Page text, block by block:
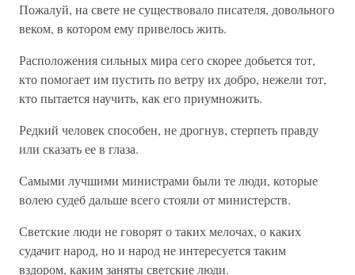
Пожалуй, на свете не существовало писателя, довольного
веком, в котором ему привелось жить.
Расположения сильных мира сего скорее добьется тот,
кто помогает им пустить по ветру их добро, нежели тот,
кто пытается научить, как его приумножить.
Редкий человек способен, не дрогнув, стерпеть правду
или сказать ее в глаза.
Самыми лучшими министрами были те люди, которые
волею судеб дальше всего стояли от министерств.
Светские люди не говорят о таких мелочах, о каких
судачит народ, но и народ не интересуется таким
вздором, каким заняты светские люди.